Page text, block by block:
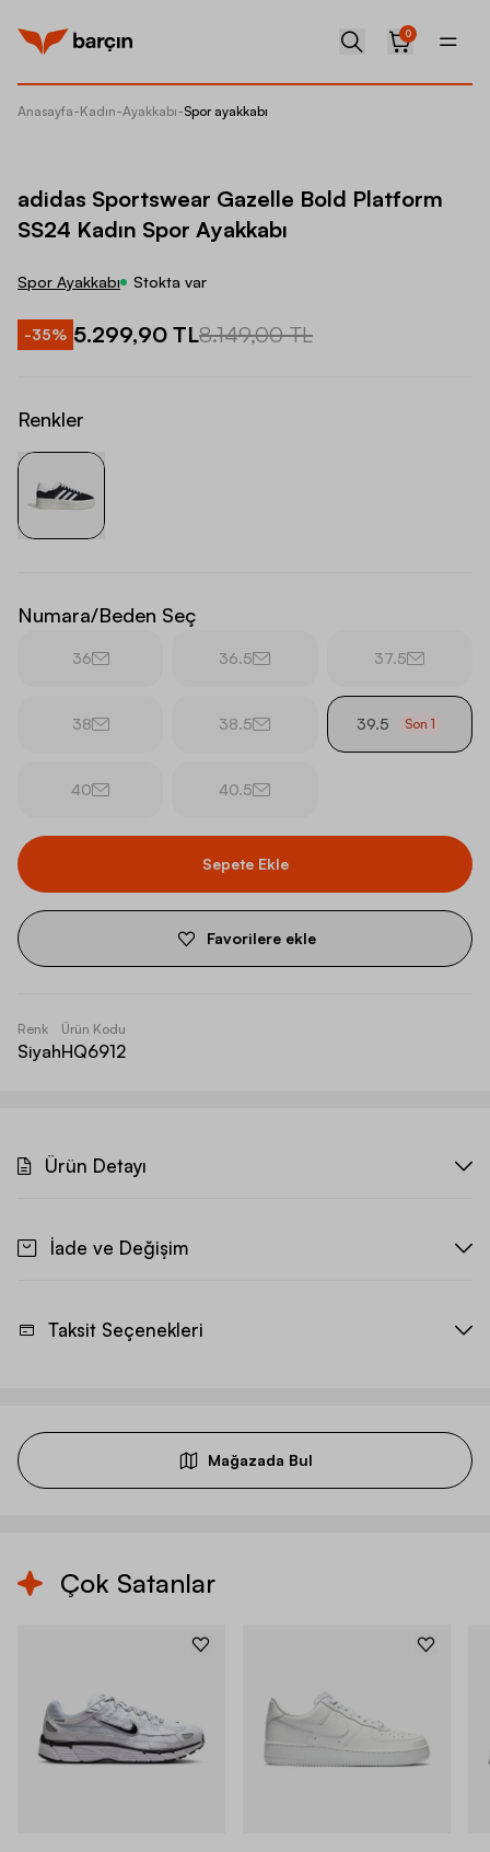
0
Anasayfa-Kadın-Ayakkabı-Spor ayakkabı
adidas Sportswear Gazelle Bold Platform
SS24 Kadın Spor Ayakkabı
Spor Ayakkabı Stokta var
-35% 5.299,90 TL8.149,00 TL
Renkler
Numara/Beden Seç
36 36.5 37.5
38 38.5 39.5 Son1
40 40.5
Sepete Ekle
Favorilere ekle
Renk
Siyah
Ürün Kodu
HQ6912
Ürün Detayı
İade ve Değişim
Taksit Seçenekleri
Mağazada Bul
Çok Satanlar